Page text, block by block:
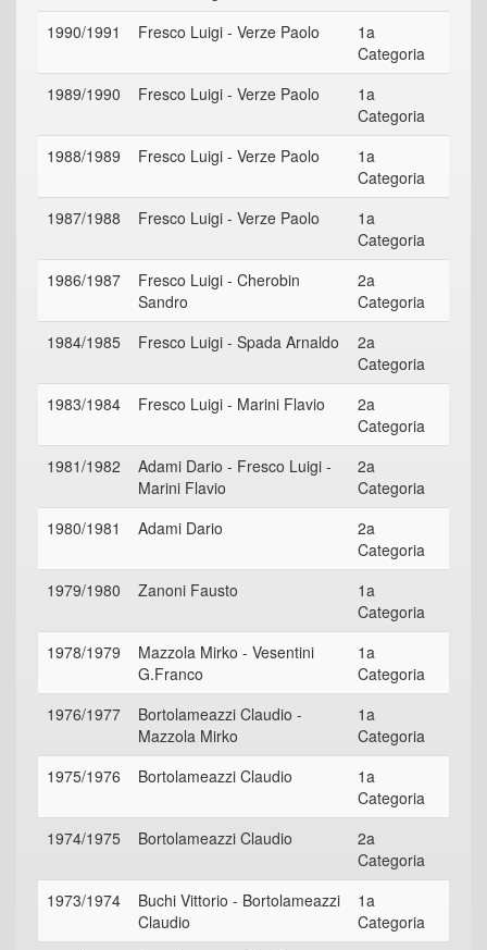
1990/1991
Fresco Luigi - Verze Paolo
1a
Categoria
1989/1990
Fresco Luigi - Verze Paolo
1a
Categoria
1988/1989
Fresco Luigi - Verze Paolo
1a
Categoria
1987/1988
Fresco Luigi - Verze Paolo
1a
Categoria
1986/1987
Fresco Luigi - Cherobin
Sandro
2a
Categoria
1984/1985
Fresco Luigi - Spada Arnaldo
2a
Categoria
1983/1984
Fresco Luigi - Marini Flavio
2a
Categoria
1981/1982
Adami Dario - Fresco Luigi -
Marini Flavio
2a
Categoria
1980/1981
Adami Dario
2a
Categoria
1979/1980
Zanoni Fausto
1a
Categoria
1978/1979
Mazzola Mirko - Vesentini
G.Franco
1a
Categoria
1976/1977
Bortolameazzi Claudio -
Mazzola Mirko
1a
Categoria
1975/1976
Bortolameazzi Claudio
1a
Categoria
1974/1975
Bortolameazzi Claudio
2a
Categoria
1973/1974
Buchi Vittorio - Bortolameazzi
Claudio
1a
Categoria